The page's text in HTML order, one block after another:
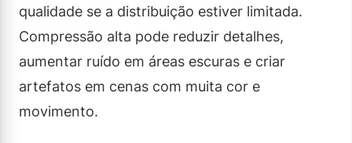
qualidade se a distribuição estiver limitada.
Compressão alta pode reduzir detalhes,
aumentar ruído em áreas escuras e criar
artefatos em cenas com muita cor e
movimento.